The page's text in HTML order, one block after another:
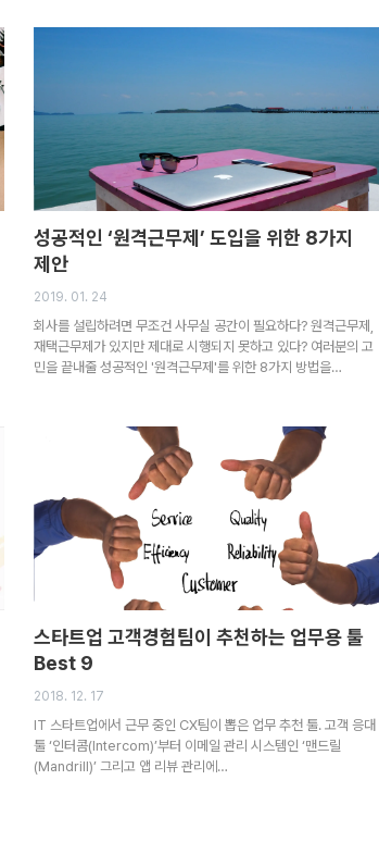
성공적인 ‘원격근무제’ 도입을 위한 8가지
제안
2019. 01. 24
회사를 설립하려면 무조건 사무실 공간이 필요하다? 원격근무제,
재택근무제가 있지만 제대로 시행되지 못하고 있다? 여러분의 고
민을 끝내줄 성공적인 '원격근무제'를 위한 8가지 방법을…
스타트업 고객경험팀이 추천하는 업무용 툴
Best 9
2018. 12. 17
IT 스타트업에서 근무 중인 CX팀이 뽑은 업무 추천 툴. 고객 응대
툴 ‘인터콤(Intercom)’부터 이메일 관리 시스템인 ‘맨드릴
(Mandrill)’ 그리고 앱 리뷰 관리에…